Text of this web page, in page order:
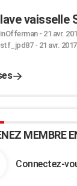
vaisselle
- 21 avr.
stf_jpd87- 21 avr.
MEMBRE
Connectez-